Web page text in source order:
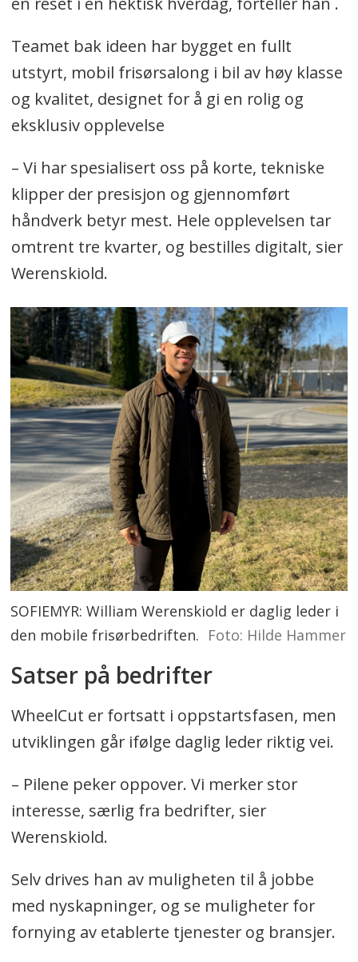
Teamet bak ideen har bygget en fullt
utstyrt, mobil frisørsalong i bil av høy klasse
og kvalitet, designet for å gi en rolig og
eksklusiv opplevelse
– Vi har spesialisert oss på korte, tekniske
klipper der presisjon og gjennomført
håndverk betyr mest. Hele opplevelsen tar
omtrent tre kvarter, og bestilles digitalt, sier
Werenskiold.
SOFIEMYR: William Werenskiold er daglig leder i
den mobile frisørbedriften. Foto: Hilde Hammer
Satser på bedrifter
WheelCut er fortsatt i oppstartsfasen, men
utviklingen går ifølge daglig leder riktig vei.
– Pilene peker oppover. Vi merker stor
interesse, særlig fra bedrifter, sier
Werenskiold.
Selv drives han av muligheten til å jobbe
med nyskapninger, og se muligheter for
fornying av etablerte tjenester og bransjer.